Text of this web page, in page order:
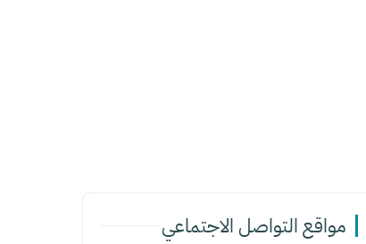
مواقع التواصل الاجتماعي